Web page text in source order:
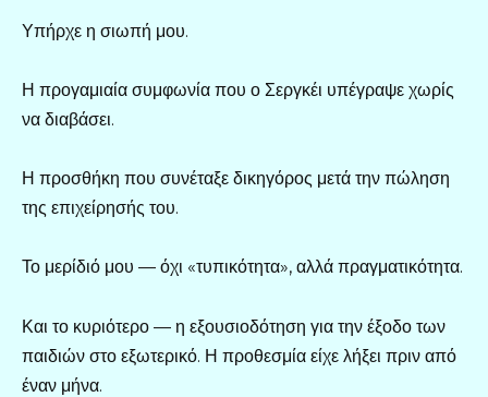
Υπήρχε η σιωπή μου.
Η προγαμιαία συμφωνία που ο Σεργκέι υπέγραψε χωρίς
να διαβάσει.
Η προσθήκη που συνέταξε δικηγόρος μετά την πώληση
της επιχείρησής του.
Το μερίδιό μου — όχι «τυπικότητα», αλλά πραγματικότητα.
Και το κυριότερο — η εξουσιοδότηση για την έξοδο των
παιδιών στο εξωτερικό. Η προθεσμία είχε λήξει πριν από
έναν μήνα.